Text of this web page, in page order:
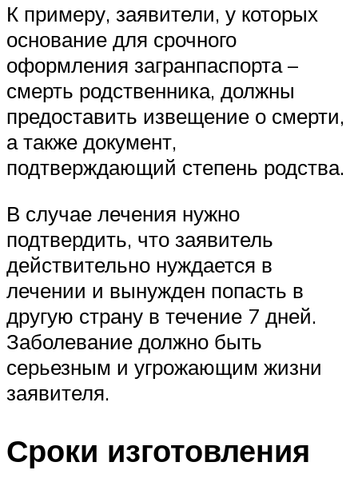
К примеру, заявители, у которых
основание для срочного
оформления загранпаспорта –
смерть родственника, должны
предоставить извещение о смерти,
а также документ,
подтверждающий степень родства.
В случае лечения нужно
подтвердить, что заявитель
действительно нуждается в
лечении и вынужден попасть в
другую страну в течение 7 дней.
Заболевание должно быть
серьезным и угрожающим жизни
заявителя.
Сроки изготовления